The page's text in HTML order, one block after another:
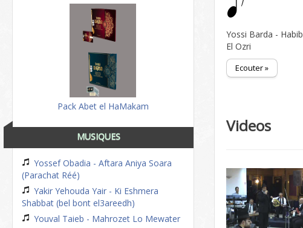
Pack Abet el HaMakam
MUSIQUES
Yossef Obadia - Aftara Aniya Soara
(Parachat Réé)
Yakir Yehouda Yair - Ki Eshmera
Shabbat (bel bont el3areedh)
Youval Taieb - Mahrozet Lo Mewater
Yossi Barda - Habib
El Ozri
Ecouter »
Videos